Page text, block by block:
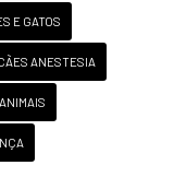
E GATOS
ANESTESIA